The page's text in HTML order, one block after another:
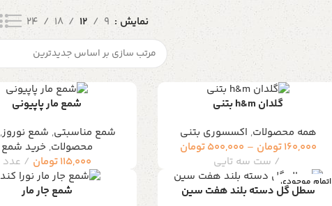
نمایش 9
12
18
24
گلدان h&m بتنی
همه محصولات, اکسسوری بتنی
160,000تومان –
500,000تومان
ست سه تایی
شمع مار پاپیونی
شمع مناسبتی, شمع نوروز,
محصولات, خرید شمع
115,000تومان عدد
اتمام موجودی
سطل گل دسته بلند هفت سین
شمع جار مار